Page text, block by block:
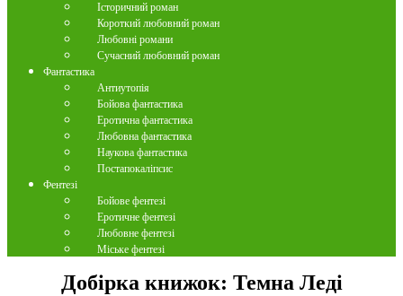
Історичний роман
Короткий любовний роман
Любовні романи
Сучасний любовний роман
Фантастика
Антиутопія
Бойова фантастика
Еротична фантастика
Любовна фантастика
Наукова фантастика
Постапокаліпсис
Фентезі
Бойове фентезі
Еротичне фентезі
Любовне фентезі
Міське фентезі
Добірка книжок: Темна Леді